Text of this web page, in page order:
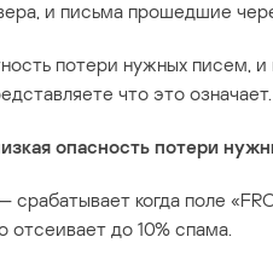
и письма прошедшие
потери нужных писем, и
что это означает.
опасность потери
когда поле
до 10% спама.